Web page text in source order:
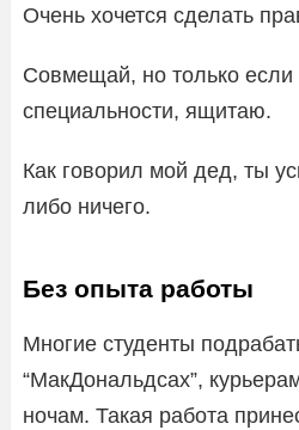
Очень хочется сделать
Совмещай, но только если
специальности, ящитаю.
Как говорил мой дед, ты
либо ничего.
Без опыта работы
Многие студенты
“МакДональдсах”,
ночам. Такая работа